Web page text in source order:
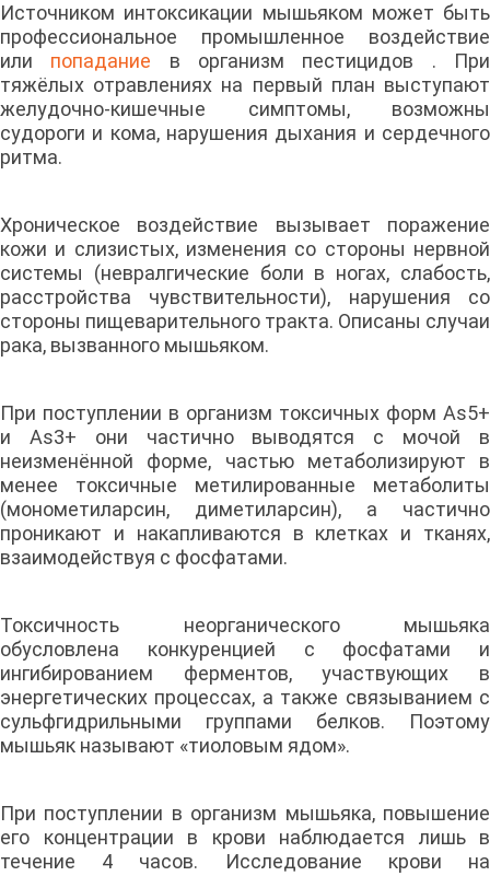
Источником интоксикации мышьяком может быть
профессиональное промышленное воздействие
или попадание в организм пестицидов . При
тяжёлых отравлениях на первый план выступают
желудочно-кишечные симптомы, возможны
судороги и кома, нарушения дыхания и сердечного
ритма.
Хроническое воздействие вызывает поражение
кожи и слизистых, изменения со стороны нервной
системы (невралгические боли в ногах, слабость,
расстройства чувствительности), нарушения со
стороны пищеварительного тракта. Описаны случаи
рака, вызванного мышьяком.
При поступлении в организм токсичных форм As5+
и As3+ они частично выводятся с мочой в
неизменённой форме, частью метаболизируют в
менее токсичные метилированные метаболиты
(монометиларсин, диметиларсин), а частично
проникают и накапливаются в клетках и тканях,
взаимодействуя с фосфатами.
Токсичность неорганического мышьяка
обусловлена конкуренцией с фосфатами и
ингибированием ферментов, участвующих в
энергетических процессах, а также связыванием с
сульфгидрильными группами белков. Поэтому
мышьяк называют «тиоловым ядом».
При поступлении в организм мышьяка, повышение
его концентрации в крови наблюдается лишь в
течение 4 часов. Исследование крови на